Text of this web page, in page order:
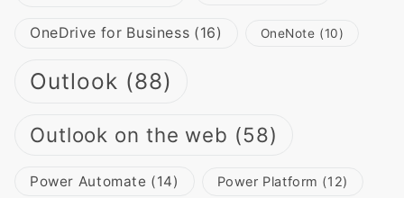
OneDrive for Business (16) OneNote (10)
Outlook (88)
Outlook on the web (58)
Power Automate (14) Power Platform (12)